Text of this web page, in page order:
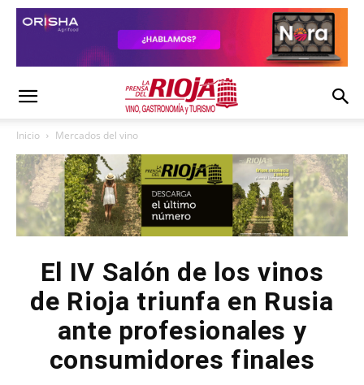
Inicio Mercados del vino
El IV Salón de los vinos
de Rioja triunfa en Rusia
ante profesionales y
consumidores finales